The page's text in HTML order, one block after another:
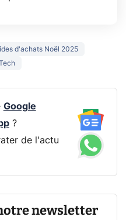
d'achats Noël 2025
Google
?
de l'actu
newsletter